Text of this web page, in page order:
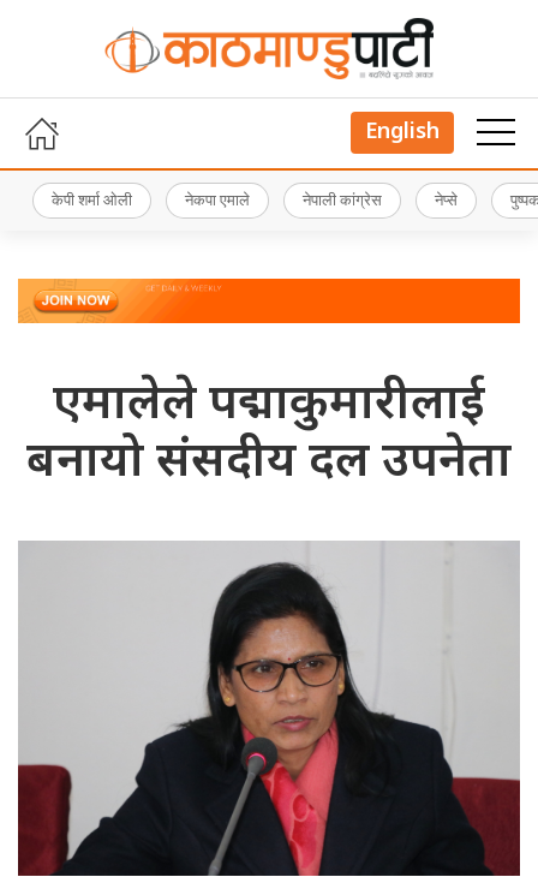
English
केपी शर्मा ओली नेकपा एमाले नेपाली कांग्रेस नेप्से
एमालेले पद्माकुमारीलाई
बनायो संसदीय दल उपनेता